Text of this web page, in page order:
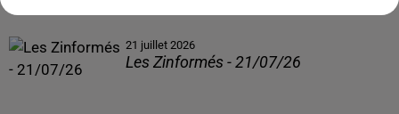
21 juillet 2026
Les Zinformés - 21/07/26